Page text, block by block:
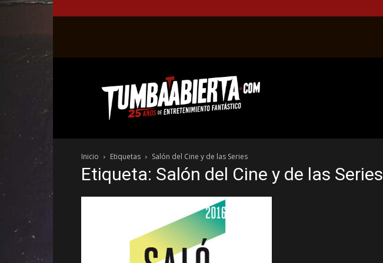
web
del
entretenimiento
el
género
fantástico.
Inicio Etiquetas Salón del Cine y de las Series
Etiqueta: Salón del Cine y de las Series